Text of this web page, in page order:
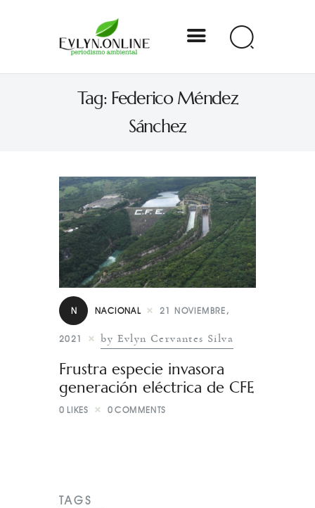
Tag: Federico Méndez
Sánchez
Evlyn Online
Periodismo para autogobernarse
Nacional
Estados
Especial
Opinión
N NACIONAL 21 NOVIEMBRE,
2021 by Evlyn Cervantes Silva
Frustra especie invasora
generación eléctrica de CFE
0 LIKES 0 COMMENTS
TAGS